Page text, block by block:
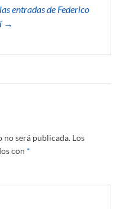
entradas de Federico
→
será publicada. Los
con *